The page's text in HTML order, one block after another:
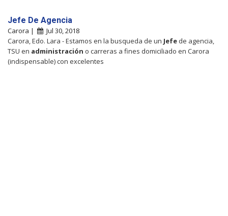
Jefe De Agencia
Carora |
Jul 30, 2018
Carora, Edo. Lara - Estamos en la busqueda de un Jefe de agencia,
TSU en administración o carreras a fines domiciliado en Carora
(indispensable) con excelentes